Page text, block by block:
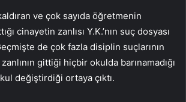
ve çok sayıda öğretmenin
cinayetin zanlısı Y.K.’nın suç dosyası
de çok fazla disiplin suçlarının
gittiği hiçbir okulda barınamadığı
değiştirdiği ortaya çıktı.